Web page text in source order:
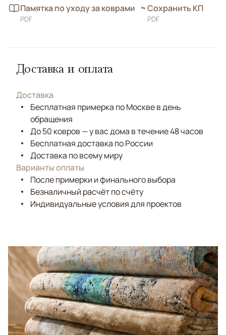
Памятка по уходу за коврами
PDF
Сохранить КП
PDF
Доставка и оплата
Доставка
Бесплатная примерка по Москве в день
обращения
До 50 ковров — у вас дома в течение 48 часов
Бесплатная доставка по России
Доставка по всему миру
Варианты оплаты
После примерки и финального выбора
Безналичный расчёт по счёту
Индивидуальные условия для проектов